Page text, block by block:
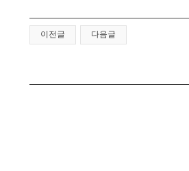
이전글 다음글